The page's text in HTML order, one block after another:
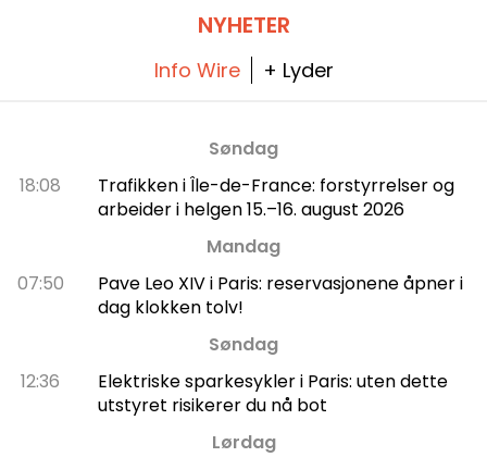
sansene dine! I tillegg frister et splitter nytt,
ultra-godt kafé: Hans & Gretel venter på å
NYHETER
Info Wire + Lyder
Søndag
18:08
Trafikken i Île-de-France: forstyrrelser og
arbeider i helgen 15.–16. august 2026
Mandag
07:50
Pave Leo XIV i Paris: reservasjonene åpner i
dag klokken tolv!
Søndag
12:36
Elektriske sparkesykler i Paris: uten dette
utstyret risikerer du nå bot
Lørdag